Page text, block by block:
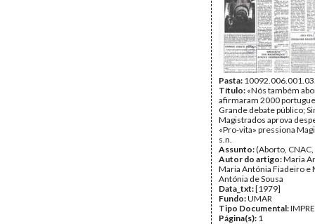
Pasta:
Título: «Nós também
afirmaram 2000
Grande debate público;
Magistrados aprova
«Pro-vita» pressiona
s.n.
Assunto:(Aborto,
Autor do artigo:Maria
Maria Antónia Fiadeiro e
Antónia de Sousa
Data_txt:[1979]
Fundo:UMAR
Tipo Documental:
Página(s): 1